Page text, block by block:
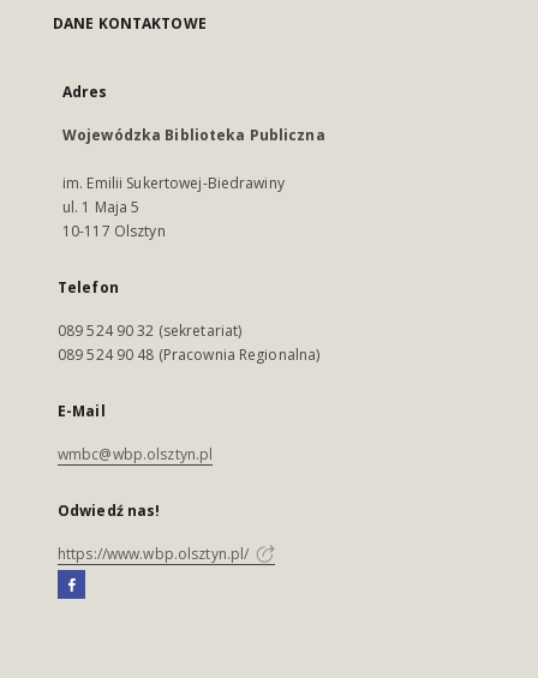
DANE KONTAKTOWE
Adres
Wojewódzka Biblioteka Publiczna
im. Emilii Sukertowej-Biedrawiny
ul. 1 Maja 5
10-117 Olsztyn
Telefon
089 524 90 32 (sekretariat)
089 524 90 48 (Pracownia Regionalna)
E-Mail
wmbc@wbp.olsztyn.pl
Odwiedź nas!
https://www.wbp.olsztyn.pl/